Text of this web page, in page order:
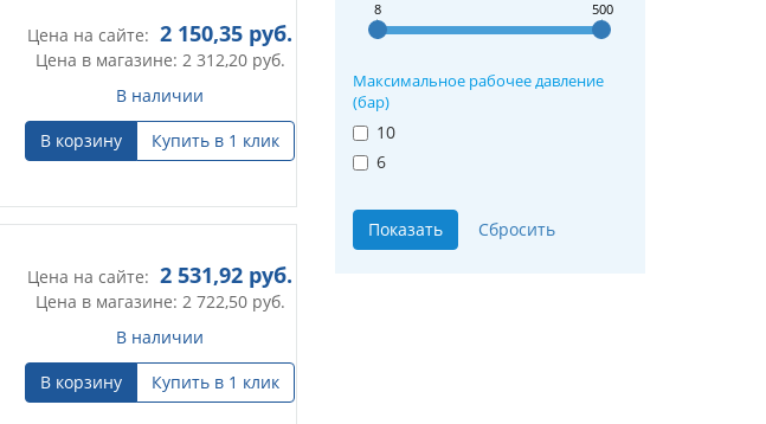
8 500
Максимальное рабочее давление
(бар)
10
6
Цена на сайте: 2 150,35 руб.
Цена в магазине: 2 312,20руб.
В наличии
В корзину
Купить в 1 клик
Цена на сайте: 2 531,92 руб.
Цена в магазине: 2 722,50руб.
В наличии
В корзину
Купить в 1 клик